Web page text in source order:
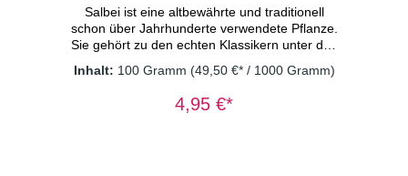
Salbei ist eine altbewährte und traditionell
schon über Jahrhunderte verwendete Pflanze.
Sie gehört zu den echten Klassikern unter den
Dosierung: 1-2 TL/Tasse
10 Minuten Wichtiger Hinweis: Kräutertee
Inhalt: 100 Gramm (49,50 €* / 1000 Gramm)
4,95 €*